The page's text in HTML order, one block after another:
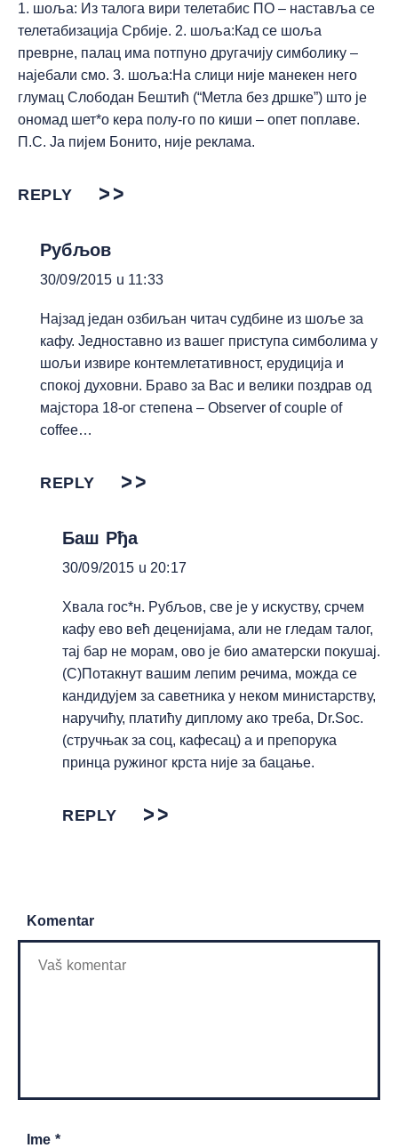
1. шоља: Из талога вири телетабис ПО – наставља се
телетабизација Србије. 2. шоља:Кад се шоља
преврне, палац има потпуно другачију симболику –
најебали смо. 3. шоља:На слици није манекен него
глумац Слободан Бештић (“Метла без дршке”) што је
ономад шет*о кера полу-го по киши – опет поплаве.
П.С. Ја пијем Бонито, није реклама.
REPLY
Рубљов
30/09/2015 u 11:33
Најзад један озбиљан читач судбине из шоље за
кафу. Једноставно из вашег приступа симболима у
шољи извире контемлетативност, ерудиција и
спокој духовни. Браво за Вас и велики поздрав од
мајстора 18-ог степена – Observer of couple of
coffee…
REPLY
Баш Рђа
30/09/2015 u 20:17
Хвала гос*н. Рубљов, све је у искуству, срчем
кафу ево већ деценијама, али не гледам талог,
тај бар не морам, ово је био аматерски покушај.
(С)Потакнут вашим лепим речима, можда се
кандидујем за саветника у неком министарству,
наручићу, платићу диплому ако треба, Dr.Soc.
(стручњак за соц, кафесац) а и препорука
принца ружиног крста није за бацање.
REPLY
Komentar
Ime *